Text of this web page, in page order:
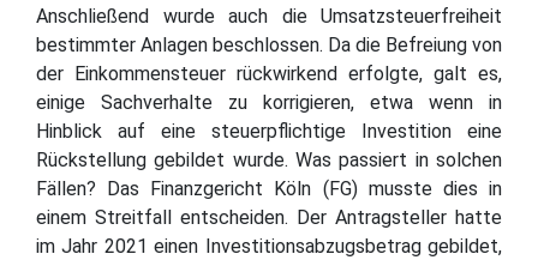
Anschließend wurde auch die Umsatzsteuerfreiheit
bestimmter Anlagen beschlossen. Da die Befreiung von
der Einkommensteuer rückwirkend erfolgte, galt es,
einige Sachverhalte zu korrigieren, etwa wenn in
Hinblick auf eine steuerpflichtige Investition eine
Rückstellung gebildet wurde. Was passiert in solchen
Fällen? Das Finanzgericht Köln (FG) musste dies in
einem Streitfall entscheiden. Der Antragsteller hatte
im Jahr 2021 einen Investitionsabzugsbetrag gebildet,